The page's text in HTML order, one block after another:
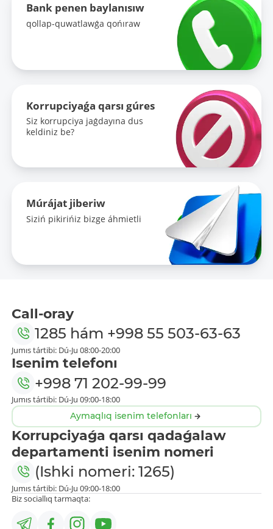
Bank penen baylanısıw
qollap-quwatlawǵa qońıraw
Korrupciyaǵa qarsı gúres
Siz korrupciya jaǵdayına dus
keldiniz be?
Múrájat jiberiw
Siziń pikirińiz bizge áhmietli
Call-oray
1285 hám +998 55 503-63-63
Jumıs tártibi: Dú-Ju 08:00-20:00
Isenim telefonı
+998 71 202-99-99
Jumıs tártibi: Dú-Ju 09:00-18:00
Aymaqlıq isenim telefonları
Korrupciyaǵa qarsı qadaǵalaw
departamenti isenim nomeri
(Ishki nomeri: 1265)
Jumıs tártibi: Dú-Ju 09:00-18:00
Biz sociallıq tarmaqta: